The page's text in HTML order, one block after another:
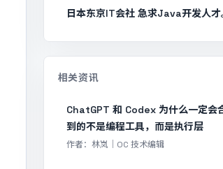
日本东京IT会社 急求Java开发人才
相关资讯
ChatGPT 和 Codex 为什么一定会
到的不是编程工具，而是执行层
作者：林岚｜OC 技术编辑